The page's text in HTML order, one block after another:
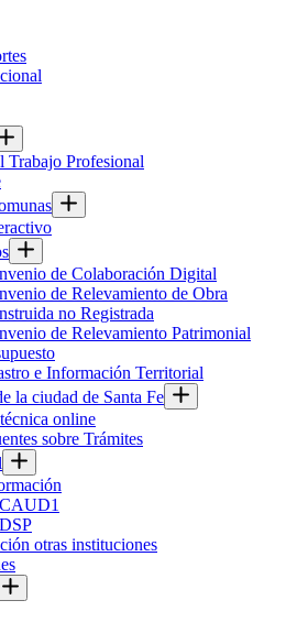
Trabajo Profesional
de Colaboración Digital
de Relevamiento de Obra
no Registrada
de Relevamiento Patrimonial
e Información Territorial
la ciudad de Santa Fe
online
sobre Trámites
otras instituciones